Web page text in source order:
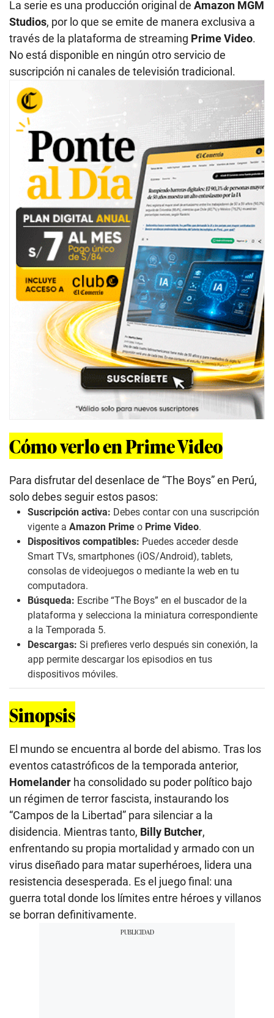
La serie es una producción original de Amazon MGM
Studios, por lo que se emite de manera exclusiva a
través de la plataforma de streaming Prime Video.
No está disponible en ningún otro servicio de
suscripción ni canales de televisión tradicional.
Cómo verlo en Prime Video
Para disfrutar del desenlace de “The Boys” en Perú,
solo debes seguir estos pasos:
Suscripción activa: Debes contar con una suscripción
vigente a Amazon Prime o Prime Video.
Dispositivos compatibles: Puedes acceder desde
Smart TVs, smartphones (iOS/Android), tablets,
consolas de videojuegos o mediante la web en tu
computadora.
Búsqueda: Escribe “The Boys” en el buscador de la
plataforma y selecciona la miniatura correspondiente
a la Temporada 5.
Descargas: Si prefieres verlo después sin conexión, la
app permite descargar los episodios en tus
dispositivos móviles.
Sinopsis
El mundo se encuentra al borde del abismo. Tras los
eventos catastróficos de la temporada anterior,
Homelander ha consolidado su poder político bajo
un régimen de terror fascista, instaurando los
“Campos de la Libertad” para silenciar a la
disidencia. Mientras tanto, Billy Butcher,
enfrentando su propia mortalidad y armado con un
virus diseñado para matar superhéroes, lidera una
resistencia desesperada. Es el juego final: una
guerra total donde los límites entre héroes y villanos
se borran definitivamente.